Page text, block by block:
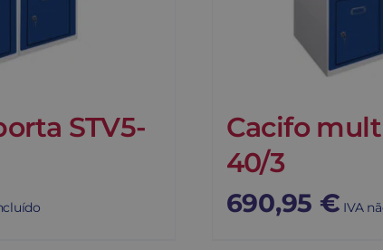
STV5-
Cacifo
40/3
690,95 € IVA